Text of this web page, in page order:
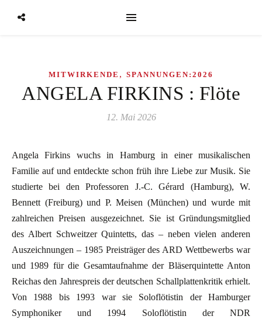
MITWIRKENDE , SPANNUNGEN:2026
ANGELA FIRKINS : Flöte
12. Mai 2026
Angela Firkins wuchs in Hamburg in einer musikalischen
Familie auf und entdeckte schon früh ihre Liebe zur Musik. Sie
studierte bei den Professoren J.-C. Gérard (Hamburg), W.
Bennett (Freiburg) und P. Meisen (München) und wurde mit
zahlreichen Preisen ausgezeichnet. Sie ist Gründungsmitglied
des Albert Schweitzer Quintetts, das – neben vielen anderen
Auszeichnungen – 1985 Preisträger des ARD Wettbewerbs war
und 1989 für die Gesamtaufnahme der Bläserquintette Anton
Reichas den Jahrespreis der deutschen Schallplattenkritik erhielt.
Von 1988 bis 1993 war sie Soloflötistin der Hamburger
Symphoniker und 1994 Soloflötistin der NDR